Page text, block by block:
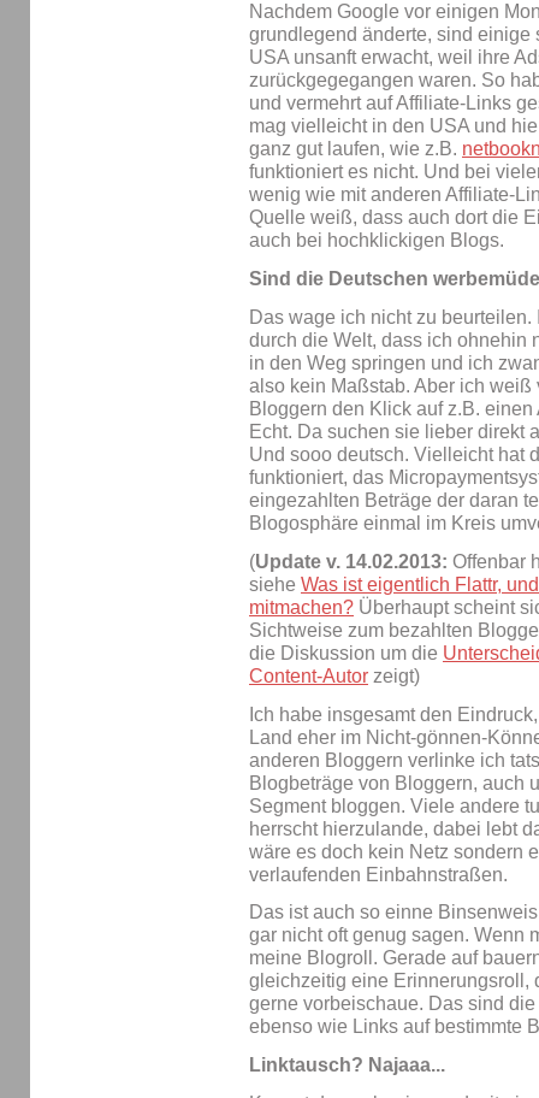
Nachdem Google vor einigen
grundlegend änderte, sind
USA unsanft erwacht, weil ihre
zurückgegegangen waren. So
und vermehrt auf Affiliate-Links
mag vielleicht in den USA und
ganz gut laufen, wie z.B.
funktioniert es nicht. Und bei
wenig wie mit anderen Affiliate-
Quelle weiß, dass auch dort die
auch bei hochklickigen Blogs.
Sind die Deutschen
Das wage ich nicht zu
durch die Welt, dass ich ohnehin
in den Weg springen und ich
also kein Maßstab. Aber ich
Bloggern den Klick auf z.B.
Echt. Da suchen sie lieber direkt
Und sooo deutsch. Vielleicht hat
funktioniert, das
eingezahlten Beträge der daran
Blogosphäre einmal im Kreis
(Update v. 14.02.2013: Offenbar
siehe Was ist eigentlich Flattr,
mitmachen? Überhaupt scheint
Sichtweise zum bezahlten
die Diskussion um die
Content-Autor zeigt)
Ich habe insgesamt den
Land eher im Nicht-gönnen-
anderen Bloggern verlinke ich
Blogbeträge von Bloggern, auch
Segment bloggen. Viele andere
herrscht hierzulande, dabei lebt
wäre es doch kein Netz sondern
verlaufenden Einbahnstraßen.
Das ist auch so einne
gar nicht oft genug sagen. Wenn
meine Blogroll. Gerade auf
gleichzeitig eine Erinnerungsroll,
gerne vorbeischaue. Das sind
ebenso wie Links auf bestimmte
Linktausch? Najaaa...